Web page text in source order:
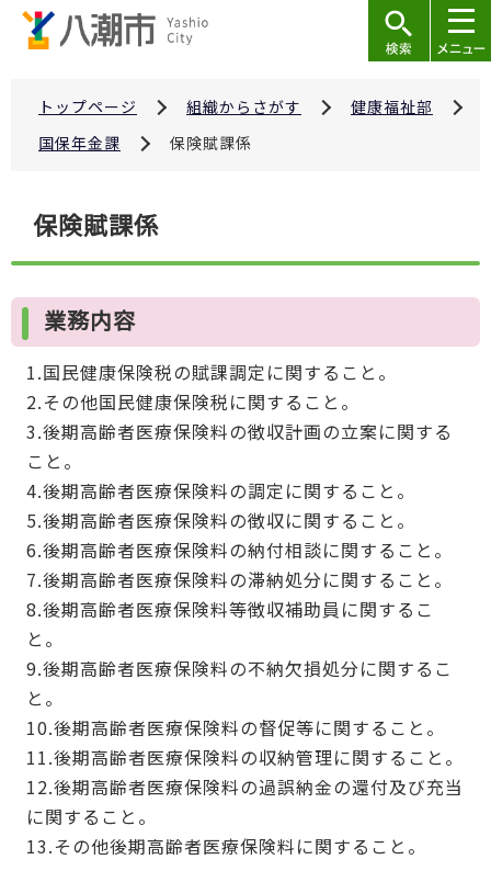
トップページ 組織からさがす
健康福祉部
国保年金課
保険賦課係
こ
こ
ら
保険賦課係
業務内容
1.国民健康保険税の賦課調定に関すること。
2.その他国民健康保険税に関すること。
3.後期高齢者医療保険料の徴収計画の立案に関する
こと。
4.後期高齢者医療保険料の調定に関すること。
5.後期高齢者医療保険料の徴収に関すること。
6.後期高齢者医療保険料の納付相談に関すること。
7.後期高齢者医療保険料の滞納処分に関すること。
8.後期高齢者医療保険料等徴収補助員に関するこ
と。
9.後期高齢者医療保険料の不納欠損処分に関するこ
と。
10.後期高齢者医療保険料の督促等に関すること。
11.後期高齢者医療保険料の収納管理に関すること。
12.後期高齢者医療保険料の過誤納金の還付及び充当
に関すること。
13.その他後期高齢者医療保険料に関すること。